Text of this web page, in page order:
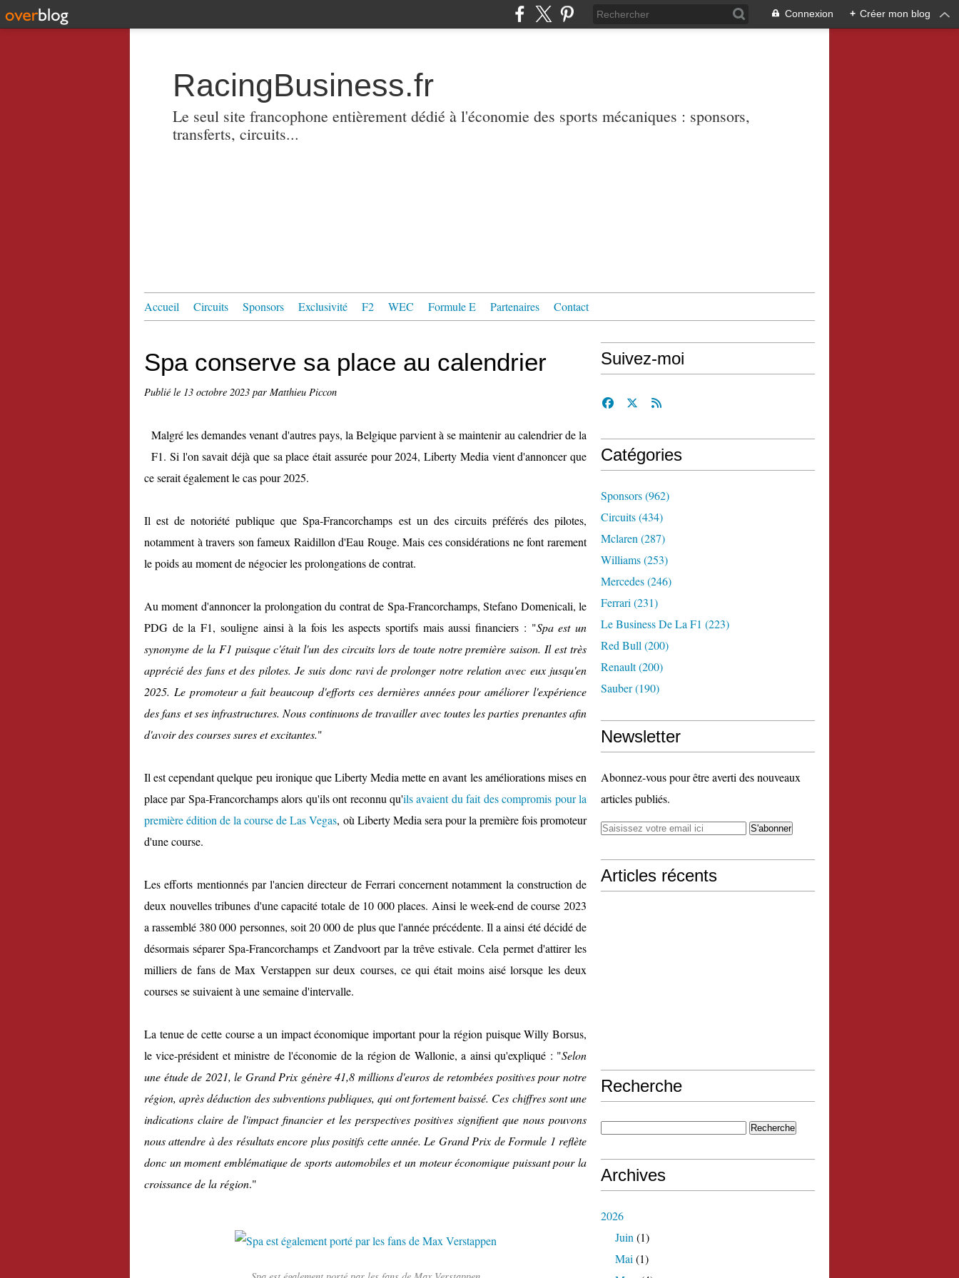
Connexion + Créer mon blog
RacingBusiness.fr
Le seul site francophone entièrement dédié à l'économie des sports mécaniques : sponsors,
transferts, circuits...
Accueil Circuits Sponsors Exclusivité F2 WEC Formule E Partenaires Contact
Spa conserve sa place au calendrier
Publié le 13 octobre 2023 par Matthieu Piccon
Malgré les demandes venant d'autres pays, la Belgique parvient à se maintenir au calendrier de la
F1. Si l'on savait déjà que sa place était assurée pour 2024, Liberty Media vient d'annoncer que
ce serait également le cas pour 2025.
Il est de notoriété publique que Spa-Francorchamps est un des circuits préférés des pilotes,
notamment à travers son fameux Raidillon d'Eau Rouge. Mais ces considérations ne font rarement
le poids au moment de négocier les prolongations de contrat.
Au moment d'annoncer la prolongation du contrat de Spa-Francorchamps, Stefano Domenicali, le
PDG de la F1, souligne ainsi à la fois les aspects sportifs mais aussi financiers : "Spa est un
synonyme de la F1 puisque c'était l'un des circuits lors de toute notre première saison. Il est très
apprécié des fans et des pilotes. Je suis donc ravi de prolonger notre relation avec eux jusqu'en
2025. Le promoteur a fait beaucoup d'efforts ces dernières années pour améliorer l'expérience
des fans et ses infrastructures. Nous continuons de travailler avec toutes les parties prenantes afin
d'avoir des courses sures et excitantes."
Il est cependant quelque peu ironique que Liberty Media mette en avant les améliorations mises en
place par Spa-Francorchamps alors qu'ils ont reconnu qu'ils avaient du fait des compromis pour la
première édition de la course de Las Vegas, où Liberty Media sera pour la première fois promoteur
d'une course.
Les efforts mentionnés par l'ancien directeur de Ferrari concernent notamment la construction de
deux nouvelles tribunes d'une capacité totale de 10 000 places. Ainsi le week-end de course 2023
a rassemblé 380 000 personnes, soit 20 000 de plus que l'année précédente. Il a ainsi été décidé de
désormais séparer Spa-Francorchamps et Zandvoort par la trêve estivale. Cela permet d'attirer les
milliers de fans de Max Verstappen sur deux courses, ce qui était moins aisé lorsque les deux
courses se suivaient à une semaine d'intervalle.
La tenue de cette course a un impact économique important pour la région puisque Willy Borsus,
le vice-président et ministre de l'économie de la région de Wallonie, a ainsi qu'expliqué : "Selon
une étude de 2021, le Grand Prix génère 41,8 millions d'euros de retombées positives pour notre
région, après déduction des subventions publiques, qui ont fortement baissé. Ces chiffres sont une
indications claire de l'impact financier et les perspectives positives signifient que nous pouvons
nous attendre à des résultats encore plus positifs cette année. Le Grand Prix de Formule 1 reflète
donc un moment emblématique de sports automobiles et un moteur économique puissant pour la
croissance de la région."
Suivez-moi
Catégories
Sponsors(962)
Circuits(434)
Mclaren (287)
Williams(253)
Mercedes(246)
Ferrari (231)
Le Business De La F1 (223)
Red Bull (200)
Renault(200)
Sauber(190)
Newsletter
Abonnez-vous pour être averti des nouveaux
articles publiés.
Articles récents
Recherche
Archives
2026
Juin (1)
Mai (1)